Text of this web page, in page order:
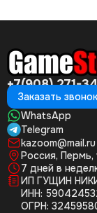
+7(908) 271-
Заказать звонок
WhatsApp
Telegram
kazoom@mail.ru
Россия, Пермь,
7 дней в
ИП ГУЩИН
ИНН:
ОГРН: